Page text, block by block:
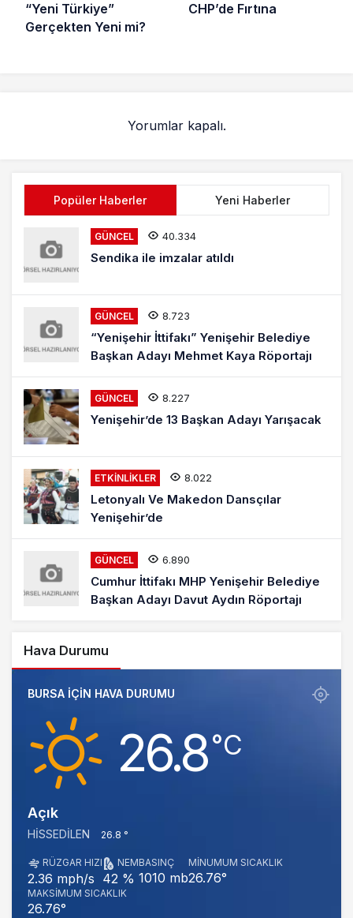
“Yeni Türkiye”
Gerçekten Yeni mi?
CHP’de Fırtına
Yorumlar kapalı.
Popüler Haberler Yeni Haberler
GÜNCEL 40.334
Sendika ile imzalar atıldı
GÜNCEL 8.723
“Yenişehir İttifakı” Yenişehir Belediye
Başkan Adayı Mehmet Kaya Röportajı
GÜNCEL 8.227
Yenişehir’de 13 Başkan Adayı Yarışacak
ETKINLIKLER 8.022
Letonyalı Ve Makedon Dansçılar
Yenişehir’de
GÜNCEL 6.890
Cumhur İttifakı MHP Yenişehir Belediye
Başkan Adayı Davut Aydın Röportajı
Hava Durumu
BURSA IÇIN HAVA DURUMU
26.8‎°C
Açık
HISSEDILEN 26.8 °
RÜZGAR HIZI
2.36 mph/s
NEM
42 %
BASINÇ
1010 mb
MINUMUM SICAKLIK
26.76°
MAKSIMUM SICAKLIK
26.76°